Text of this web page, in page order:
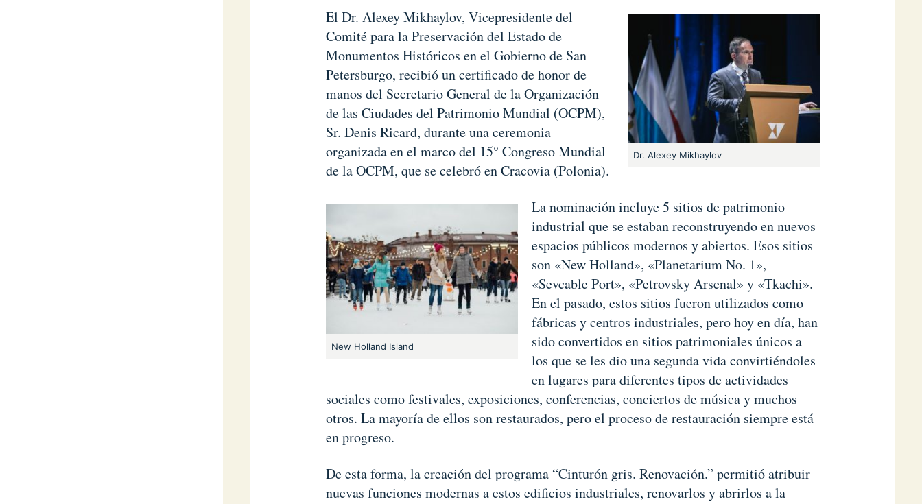
Dr. Alexey Mikhaylov
El Dr. Alexey Mikhaylov, Vicepresidente del
Comité para la Preservación del Estado de
Monumentos Históricos en el Gobierno de San
Petersburgo, recibió un certificado de honor de
manos del Secretario General de la Organización
de las Ciudades del Patrimonio Mundial (OCPM),
Sr. Denis Ricard, durante una ceremonia
organizada en el marco del 15° Congreso Mundial
de la OCPM, que se celebró en Cracovia (Polonia).
New Holland Island
La nominación incluye 5 sitios de patrimonio
industrial que se estaban reconstruyendo en nuevos
espacios públicos modernos y abiertos. Esos sitios
son «New Holland», «Planetarium No. 1»,
«Sevcable Port», «Petrovsky Arsenal» y «Tkachi».
En el pasado, estos sitios fueron utilizados como
fábricas y centros industriales, pero hoy en día, han
sido convertidos en sitios patrimoniales únicos a
los que se les dio una segunda vida convirtiéndoles
en lugares para diferentes tipos de actividades
sociales como festivales, exposiciones, conferencias, conciertos de música y muchos
otros. La mayoría de ellos son restaurados, pero el proceso de restauración siempre está
en progreso.
De esta forma, la creación del programa “Cinturón gris. Renovación.” permitió atribuir
nuevas funciones modernas a estos edificios industriales, renovarlos y abrirlos a la